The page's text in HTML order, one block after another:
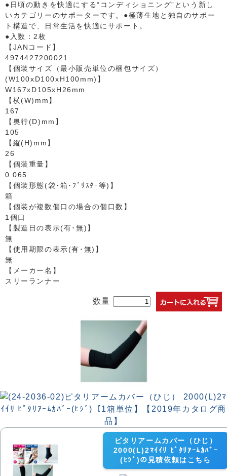
●日頃の動きを快適にする“コンディショニング”という新し
いカテゴリーのサポーターです。●極薄生地と独自のサポー
ト構造で、日常生活を快適にサポート。
●入数：2枚
【JANコード】
4974427200021
【個装サイズ（最小販売単位の梱包サイズ）
(W100xD100xH100mm)】
W167xD105xH26mm
【横(W)mm】
167
【奥行(D)mm】
105
【縦(H)mm】
26
【個装重量】
0.065
【個装形態(袋･箱･ﾌﾞﾘｽﾀｰ等)】
箱
【個装が複数個口の場合の個口数】
1個口
【製造日の表示(有･無)】
無
【使用期限の表示(有･無)】
無
【メーカー名】
スリーランナー
数量
ピタリアームカバー（ひじ）
2000(L)2ﾏｲｲﾘ ﾋﾟﾀﾘｱｰﾑｶﾊﾞｰ
(ﾋｼﾞ)の見積依頼はこちら